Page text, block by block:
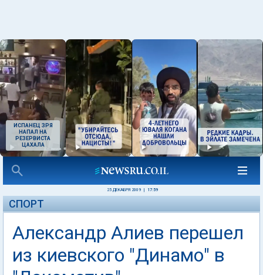
ИСПАНЕЦ ЗРЯ
НАПАЛ НА
РЕЗЕРВИСТА
ЦАХАЛА
25 ДЕКАБРЯ 2009 17:59
СПОРТ
Александр Алиев перешел
из киевского "Динамо" в